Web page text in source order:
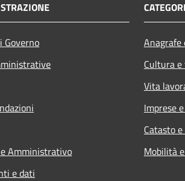
Governo
Amministrativo
e dati
Cultura
Vita
Imprese
Catasto
Mobilità